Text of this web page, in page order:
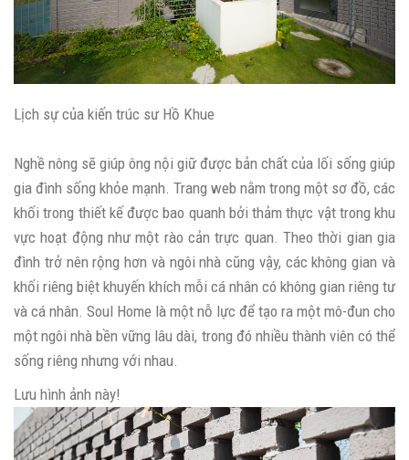
Lịch sự của kiến ​​trúc sư Hồ Khue
Nghề nông sẽ giúp ông nội giữ được bản chất của lối sống giúp
gia đình sống khỏe mạnh. Trang web nằm trong một sơ đồ, các
khối trong thiết kế được bao quanh bởi thảm thực vật trong khu
vực hoạt động như một rào cản trực quan. Theo thời gian gia
đình trở nên rộng hơn và ngôi nhà cũng vậy, các không gian và
khối riêng biệt khuyến khích mỗi cá nhân có không gian riêng tư
và cá nhân. Soul Home là một nỗ lực để tạo ra một mô-đun cho
một ngôi nhà bền vững lâu dài, trong đó nhiều thành viên có thể
sống riêng nhưng với nhau.
Lưu hình ảnh này!